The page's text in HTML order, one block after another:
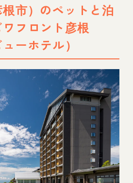
）のペットと泊まれる宿】
）のペットと泊まれる宿】
）のペットと泊まれる宿】
ラ別邸あかい
）のペットと泊まれる宿】
）のペットと泊まれる宿】
市）のペットと泊
フロント彦根
ーホテル）